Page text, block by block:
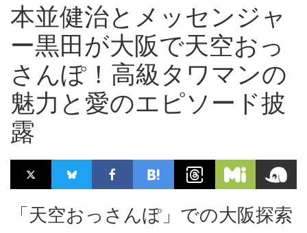
本並健治とメッセンジャ
ー黒田が大阪で天空おっ
さんぽ！高級タワマンの
魅力と愛のエピソード披
露
「天空おっさんぽ」での大阪探索